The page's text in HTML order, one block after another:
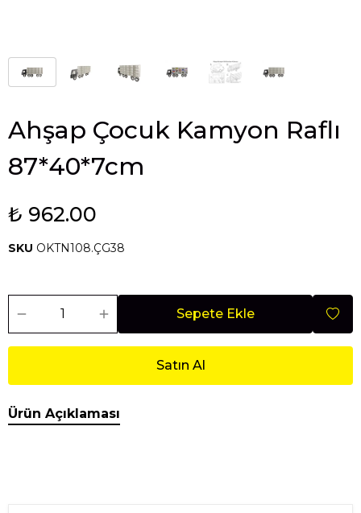
Ahşap Çocuk Kamyon Raflı
87*40*7cm
₺ 962.00
SKU OKTN108.ÇG38
Sepete Ekle
Satın Al
Ürün Açıklaması